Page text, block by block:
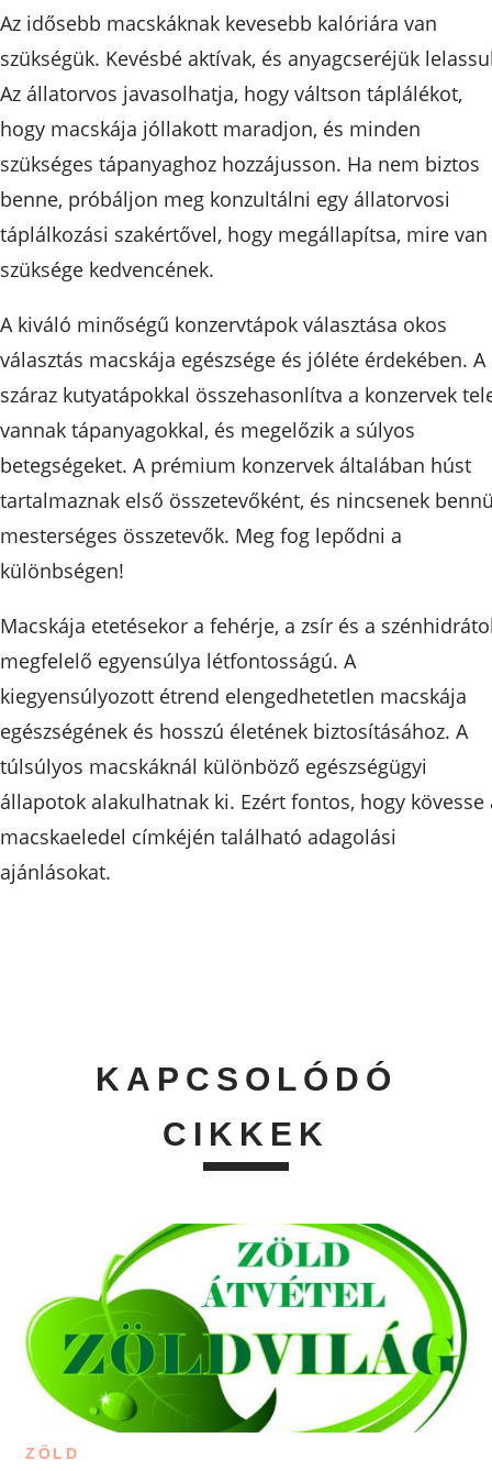
Az idősebb macskáknak kevesebb kalóriára van
szükségük. Kevésbé aktívak, és anyagcseréjük
Az állatorvos javasolhatja, hogy váltson táplálékot,
hogy macskája jóllakott maradjon, és minden
szükséges tápanyaghoz hozzájusson. Ha nem biztos
benne, próbáljon meg konzultálni egy állatorvosi
táplálkozási szakértővel, hogy megállapítsa, mire van
szüksége kedvencének.
A kiváló minőségű konzervtápok választása okos
választás macskája egészsége és jóléte érdekében. A
száraz kutyatápokkal összehasonlítva a konzervek
vannak tápanyagokkal, és megelőzik a súlyos
betegségeket. A prémium konzervek általában húst
tartalmaznak első összetevőként, és nincsenek
mesterséges összetevők. Meg fog lepődni a
különbségen!
Macskája etetésekor a fehérje, a zsír és a
megfelelő egyensúlya létfontosságú. A
kiegyensúlyozott étrend elengedhetetlen macskája
egészségének és hosszú életének biztosításához. A
túlsúlyos macskáknál különböző egészségügyi
állapotok alakulhatnak ki. Ezért fontos, hogy kövesse
macskaeledel címkéjén található adagolási
ajánlásokat.
KAPCSOLÓDÓ
CIKKEK
ZÖLD